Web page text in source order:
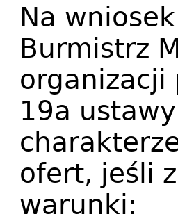
Na
Burmistrz
organizacji
19a
ofert, jeśli
warunki: